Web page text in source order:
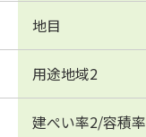
地目
用途地域2
建ぺい率2/容積率